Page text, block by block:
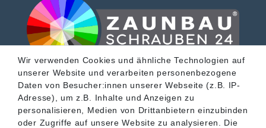
SERVICE
INFORMATIONEN
Wir verwenden Cookies und ähnliche Technologien auf
unserer Website und verarbeiten personenbezogene
Daten von Besucher:innen unserer Webseite (z.B. IP-
Adresse), um z.B. Inhalte und Anzeigen zu
personalisieren, Medien von Drittanbietern einzubinden
oder Zugriffe auf unsere Website zu analysieren. Die